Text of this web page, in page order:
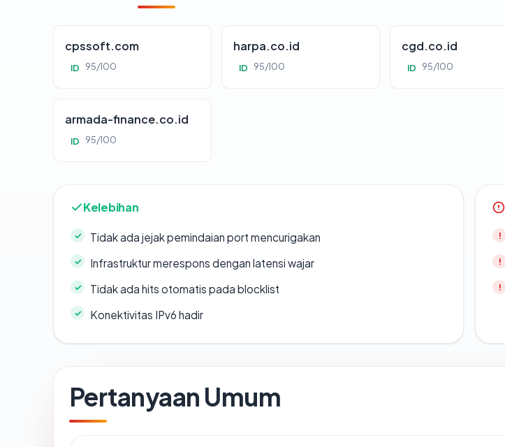
cpssoft.com
ID 95/100
harpa.co.id
ID 95/100
cgd.co.id
ID 95/100
armada-finance.co.id
ID 95/100
Kelebihan
Tidak ada jejak pemindaian port mencurigakan
Infrastruktur merespons dengan latensi wajar
Tidak ada hits otomatis pada blocklist
Konektivitas IPv6 hadir
Pertanyaan Umum